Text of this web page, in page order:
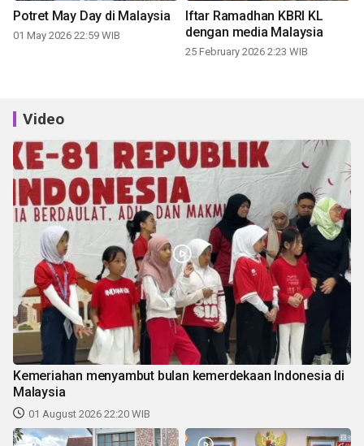
Potret May Day di Malaysia
01 May 2026 22:59 WIB
Iftar Ramadhan KBRI KL
dengan media Malaysia
25 February 2026 2:23 WIB
Video
Kemeriahan menyambut bulan kemerdekaan Indonesia di
Malaysia
01 August 2026 22:20 WIB